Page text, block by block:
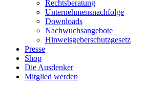
Rechtsberatung
Unternehmensnachfolge
Downloads
Nachwuchsangebote
Hinweisgeberschutzgesetz
Presse
Shop
Die Ausdenker
Mitglied werden